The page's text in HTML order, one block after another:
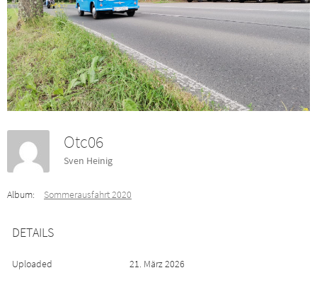
Otc06
Sven Heinig
Album: Sommerausfahrt 2020
DETAILS
Uploaded 21. März 2026